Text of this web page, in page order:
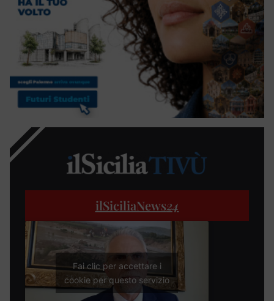
ilSiciliaNews24
Fai clic per accettare i
cookie per questo servizio